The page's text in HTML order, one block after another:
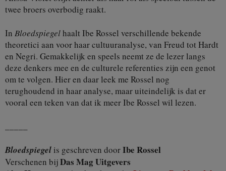
twee broers overbodig raakt.
In Bloedspiegelhaalt Ibe Rossel verschillende bekende
theoretici aan voor haar cultuuranalyse, van Freud tot Hardt
en Negri. Gemakkelijk en speels neemt ze de lezer langs
deze denkers mee en de culturele referenties zijn een genot
om te volgen. Hier en daar leek me Rossel nog
terughoudend in haar analyse, maar uiteindelijk is dat er
vooral een teken van dat ik meer Ibe Rossel wil lezen.
Bloedspiegelis geschreven doorIbe Rossel
Verschenen bijDas Mag Uitgevers